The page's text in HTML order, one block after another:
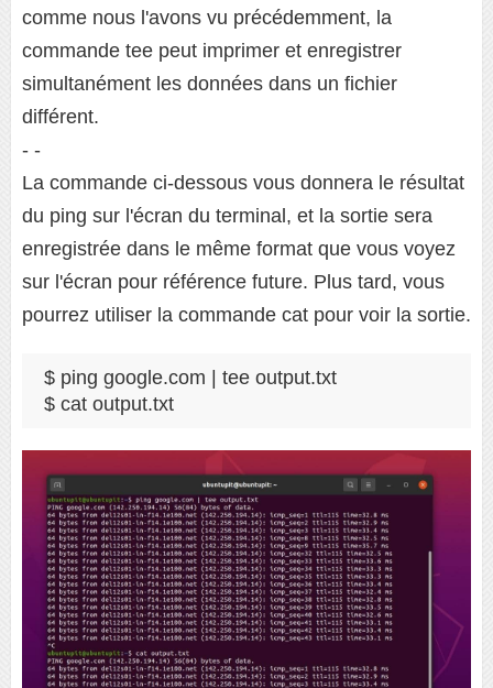
comme nous l'avons vu précédemment, la
commande tee peut imprimer et enregistrer
simultanément les données dans un fichier
différent.
- -
La commande ci-dessous vous donnera le résultat
du ping sur l'écran du terminal, et la sortie sera
enregistrée dans le même format que vous voyez
sur l'écran pour référence future. Plus tard, vous
pourrez utiliser la commande cat pour voir la sortie.
$ ping google.com | tee output.txt
$ cat output.txt